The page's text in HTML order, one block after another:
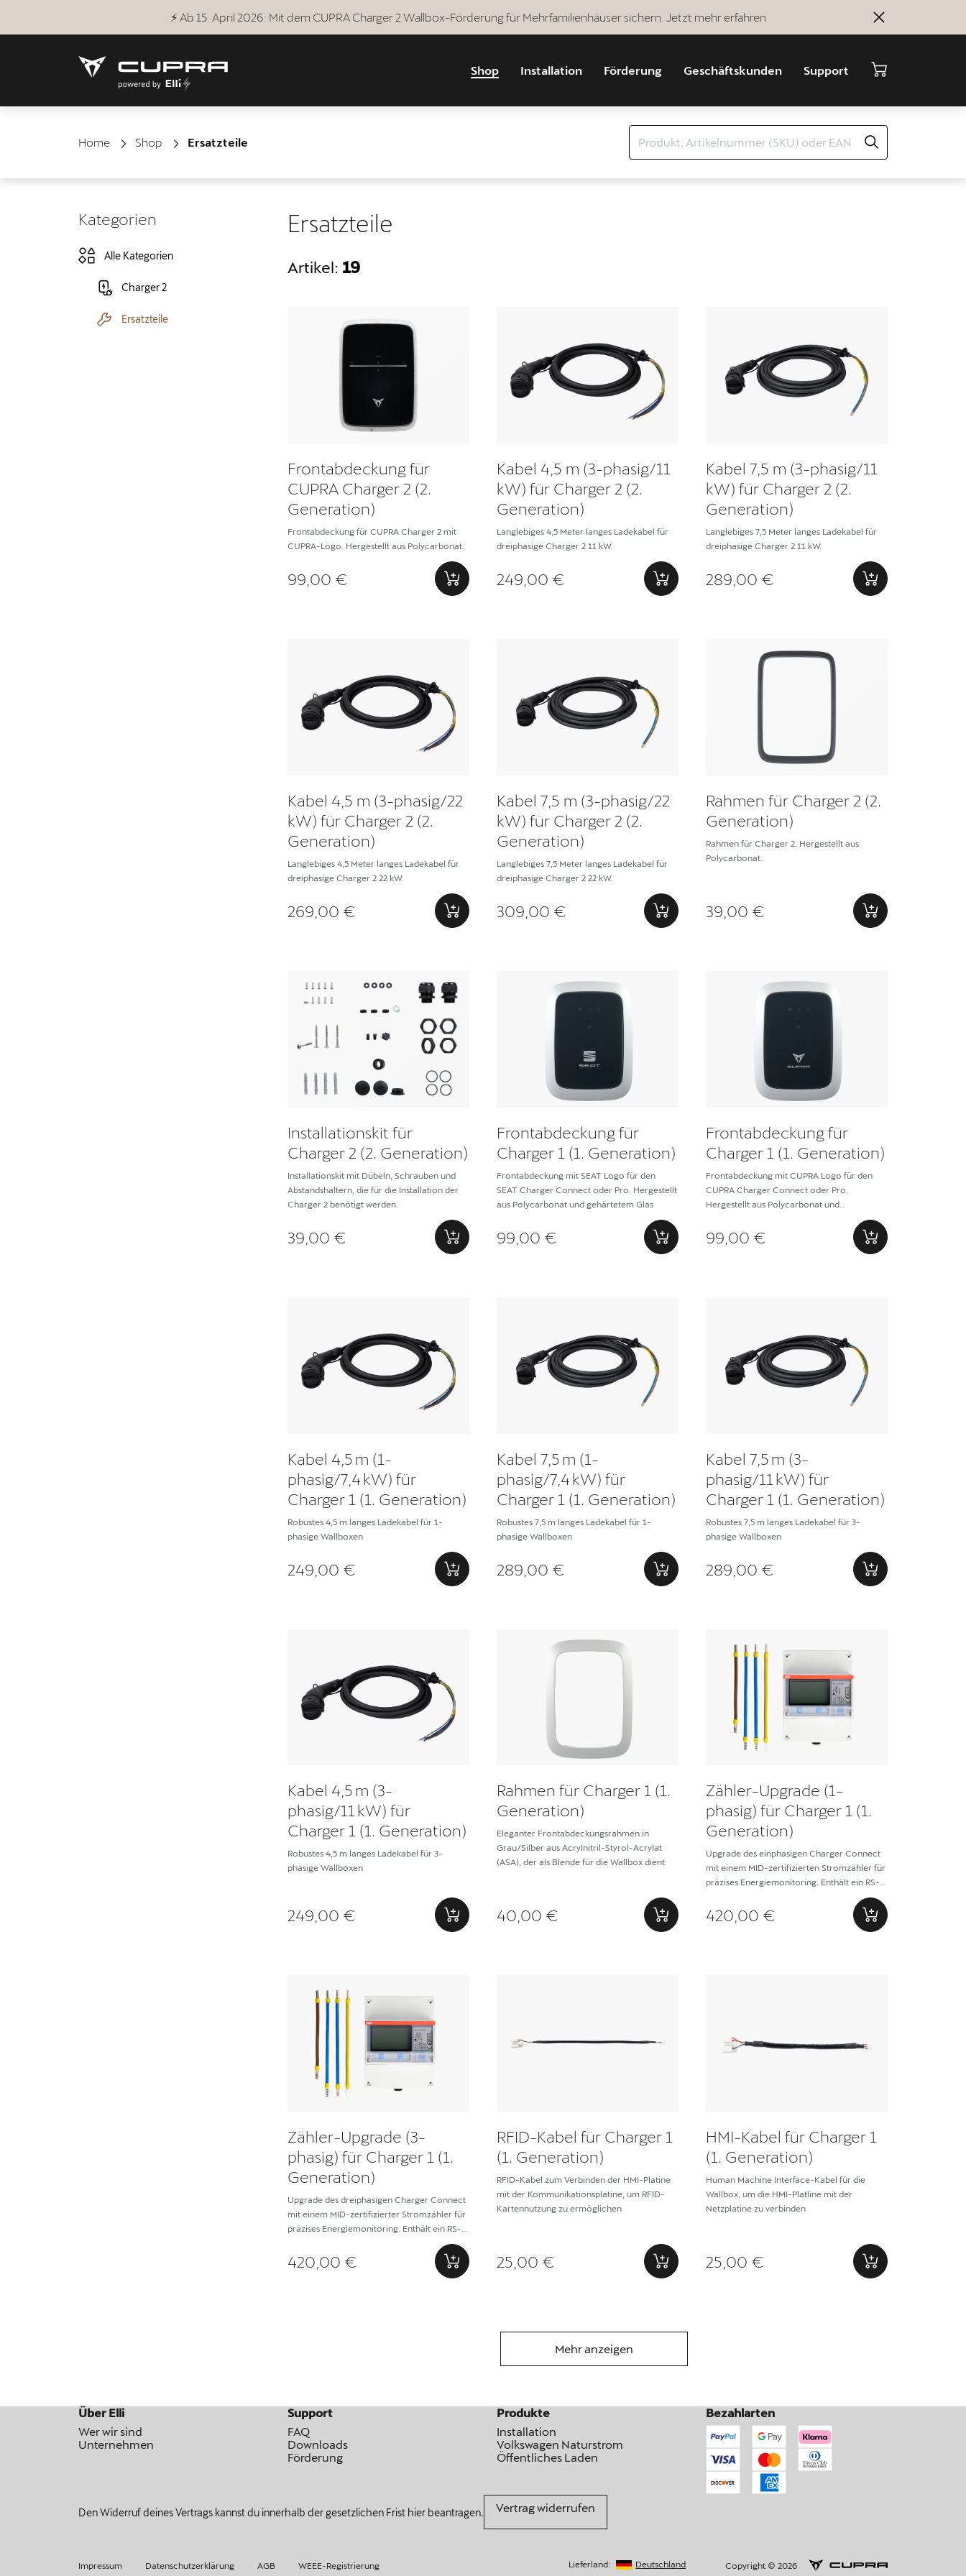
⚡ Ab 15. April 2026: Mit dem CUPRA Charger 2 Wallbox-Förderung für Mehrfamilienhäuser sichern. Jetzt mehr erfahren
Shop Installation Förderung Geschäftskunden Support
Home Shop Ersatzteile
Kategorien
Alle Kategorien
Charger 2
Ersatzteile
Ersatzteile
Artikel: 19
Frontabdeckung für
CUPRA Charger 2 (2.
Generation)
Frontabdeckung für CUPRA Charger 2 mit
CUPRA-Logo. Hergestellt aus Polycarbonat.
99,00 €
Kabel 4,5 m (3-phasig/11
kW) für Charger 2 (2.
Generation)
Langlebiges 4,5 Meter langes Ladekabel für
dreiphasige Charger 2 11 kW.
249,00 €
Kabel 7,5 m (3-phasig/11
kW) für Charger 2 (2.
Generation)
Langlebiges 7,5 Meter langes Ladekabel für
dreiphasige Charger 2 11 kW.
289,00 €
Kabel 4,5 m (3-phasig/22
kW) für Charger 2 (2.
Generation)
Langlebiges 4,5 Meter langes Ladekabel für
dreiphasige Charger 2 22 kW.
269,00 €
Kabel 7,5 m (3-phasig/22
kW) für Charger 2 (2.
Generation)
Langlebiges 7,5 Meter langes Ladekabel für
dreiphasige Charger 2 22 kW.
309,00 €
Rahmen für Charger 2 (2.
Generation)
Rahmen für Charger 2. Hergestellt aus
Polycarbonat.
39,00 €
Installationskit für
Charger 2 (2. Generation)
Installationskit mit Dübeln, Schrauben und
Abstandshaltern, die für die Installation der
Charger 2 benötigt werden.
39,00 €
Frontabdeckung für
Charger 1 (1. Generation)
Frontabdeckung mit SEAT Logo für den
SEAT Charger Connect oder Pro. Hergestellt
aus Polycarbonat und gehärtetem Glas
99,00 €
Frontabdeckung für
Charger 1 (1. Generation)
Frontabdeckung mit CUPRA Logo für den
CUPRA Charger Connect oder Pro.
Hergestellt aus Polycarbonat und
99,00 €
Kabel 4,5 m (1-
phasig/7,4 kW) für
Charger 1 (1. Generation)
Robustes 4,5 m langes Ladekabel für 1-
phasige Wallboxen
249,00 €
Kabel 7,5 m (1-
phasig/7,4 kW) für
Charger 1 (1. Generation)
Robustes 7,5 m langes Ladekabel für 1-
phasige Wallboxen
289,00 €
Kabel 7,5 m (3-
phasig/11 kW) für
Charger 1 (1. Generation)
Robustes 7,5 m langes Ladekabel für 3-
phasige Wallboxen
289,00 €
Kabel 4,5 m (3-
phasig/11 kW) für
Charger 1 (1. Generation)
Robustes 4,5 m langes Ladekabel für 3-
phasige Wallboxen
249,00 €
Rahmen für Charger 1 (1.
Generation)
Eleganter Frontabdeckungsrahmen in
Grau/Silber aus Acrylnitril-Styrol-Acrylat
(ASA), der als Blende für die Wallbox dient
40,00 €
Zähler-Upgrade (1-
phasig) für Charger 1 (1.
Generation)
Upgrade des einphasigen Charger Connect
mit einem MID-zertifizierten Stromzähler für
präzises Energiemonitoring. Enthält ein RS-
485-Kabel für nahtlose Datenkommunikation
420,00 €
Zähler-Upgrade (3-
phasig) für Charger 1 (1.
Generation)
Upgrade des dreiphasigen Charger Connect
mit einem MID-zertifizierter Stromzähler für
präzises Energiemonitoring. Enthält ein RS-
485-Kabel für nahtlose Datenkommunikation
420,00 €
RFID-Kabel für Charger 1
(1. Generation)
RFID-Kabel zum Verbinden der HMI-Platine
mit der Kommunikationsplatine, um RFID-
Kartennutzung zu ermöglichen
25,00 €
HMI-Kabel für Charger 1
(1. Generation)
Human Machine Interface-Kabel für die
Wallbox, um die HMI-Platline mit der
Netzplatine zu verbinden
25,00 €
Mehr anzeigen
Über Elli
Wer wir sind
Unternehmen
Support
FAQ
Downloads
Förderung
Produkte
Installation
Volkswagen Naturstrom
Öffentliches Laden
Bezahlarten
Den Widerruf deines Vertrags kannst du innerhalb der gesetzlichen Frist hier beantragen. Vertrag widerrufen
Impressum Datenschutzerklärung AGB WEEE-Registrierung Lieferland: Deutschland Copyright © 2026